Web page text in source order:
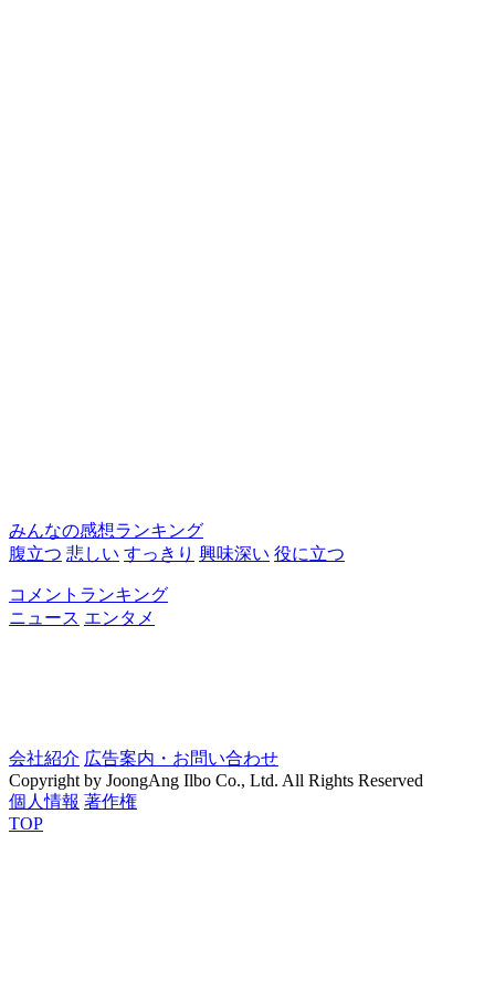
みんなの感想ランキング
腹立つ 悲しい すっきり 興味深い 役に立つ
コメントランキング
ニュース エンタメ
会社紹介 広告案内・お問い合わせ
Copyright by JoongAng Ilbo Co., Ltd. All Rights Reserved
個人情報 著作権
TOP